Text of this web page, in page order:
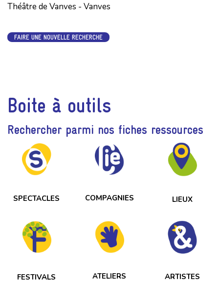
Théâtre de Vanves - Vanves
FAIRE UNE NOUVELLE RECHERCHE
Boite à outils
Rechercher parmi nos fiches ressources
SPECTACLES COMPAGNIES LIEUX
FESTIVALS ATELIERS ARTISTES